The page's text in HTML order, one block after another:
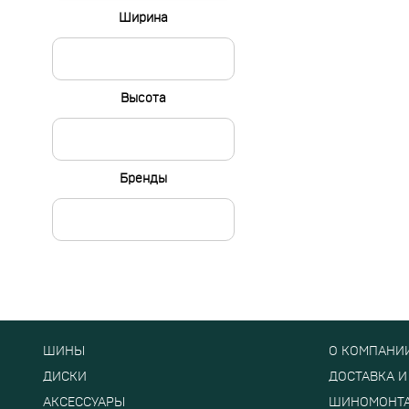
Ширина
Высота
Бренды
ШИНЫ
ДИСКИ
АКСЕССУАРЫ
О
ДОСТАВКА